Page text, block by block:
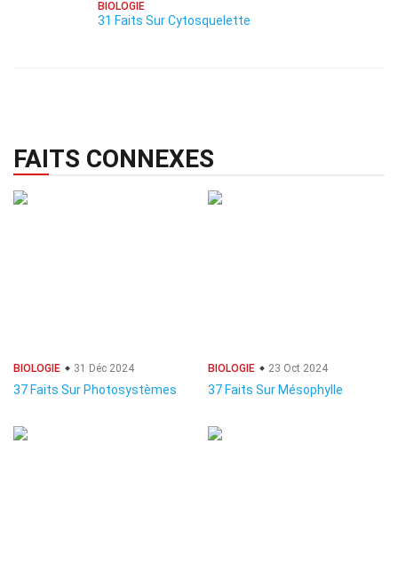
BIOLOGIE
31 Faits Sur Cytosquelette
FAITS CONNEXES
BIOLOGIE 31 Déc 2024
37 Faits Sur Photosystèmes
BIOLOGIE 23 Oct 2024
37 Faits Sur Mésophylle